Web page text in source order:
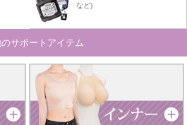
など)
サポートアイテム